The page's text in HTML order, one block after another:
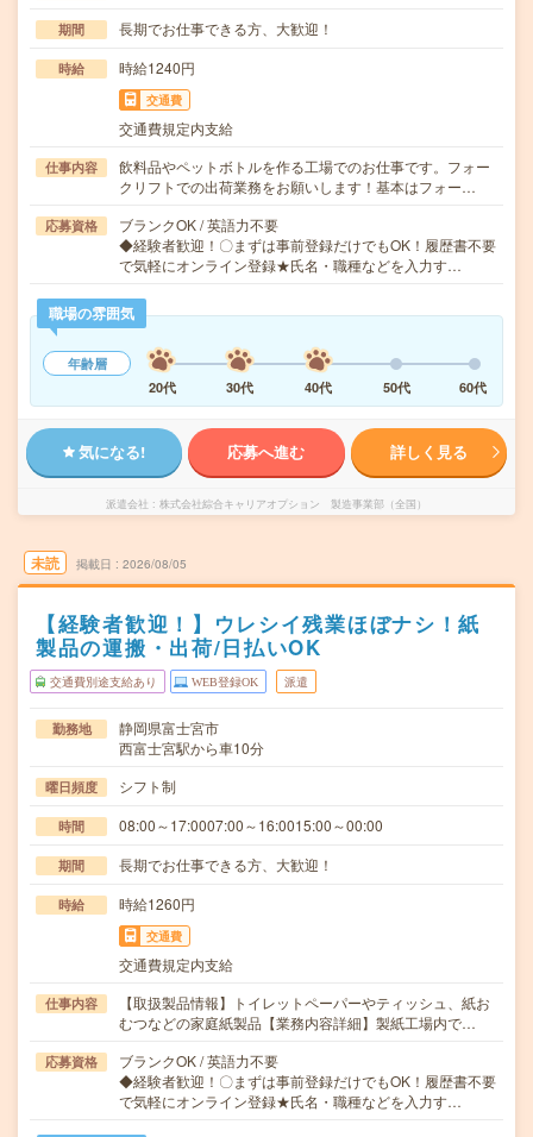
期間 長期でお仕事できる方、大歓迎！
時給 時給1240円
交通費
交通費規定内支給
仕事内容
飲料品やペットボトルを作る工場でのお仕事です。フォー
クリフトでの出荷業務をお願いします！基本はフォー…
応募資格
ブランクOK / 英語力不要
◆経験者歓迎！〇まずは事前登録だけでもOK！履歴書不要
で気軽にオンライン登録★氏名・職種などを入力す…
職場の雰囲気
年齢層
20代
30代 40代 50代 60代
気になる! 応募へ進む 詳しく見る
派遣会社 株式会社綜合キャリアオプション 製造事業部（全国）
未読 掲載日 2026/08/05
【経験者歓迎！】ウレシイ残業ほぼナシ！紙
製品の運搬・出荷/日払いOK
交通費別途支給あり WEB登録OK 派遣
勤務地
静岡県富士宮市
西富士宮駅から車10分
曜日頻度 シフト制
時間 08:00～17:0007:00～16:0015:00～00:00
期間 長期でお仕事できる方、大歓迎！
時給 時給1260円
交通費
交通費規定内支給
仕事内容
【取扱製品情報】トイレットペーパーやティッシュ、紙お
むつなどの家庭紙製品【業務内容詳細】製紙工場内で…
応募資格
ブランクOK / 英語力不要
◆経験者歓迎！〇まずは事前登録だけでもOK！履歴書不要
で気軽にオンライン登録★氏名・職種などを入力す…